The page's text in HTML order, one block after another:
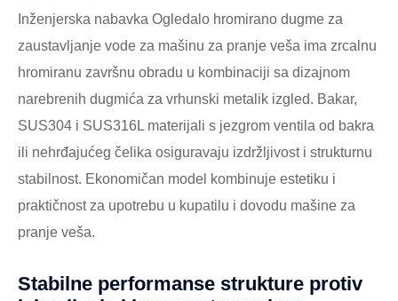
Inženjerska nabavka Ogledalo hromirano dugme za
zaustavljanje vode za mašinu za pranje veša ima zrcalnu
hromiranu završnu obradu u kombinaciji sa dizajnom
narebrenih dugmića za vrhunski metalik izgled. Bakar,
SUS304 i SUS316L materijali s jezgrom ventila od bakra
ili nehrđajućeg čelika osiguravaju izdržljivost i strukturnu
stabilnost. Ekonomičan model kombinuje estetiku i
praktičnost za upotrebu u kupatilu i dovodu mašine za
pranje veša.
Stabilne performanse strukture protiv